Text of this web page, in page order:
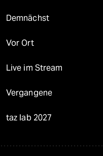
Demnächst
Vor Ort
Live im Stream
Vergangene
taz lab 2027